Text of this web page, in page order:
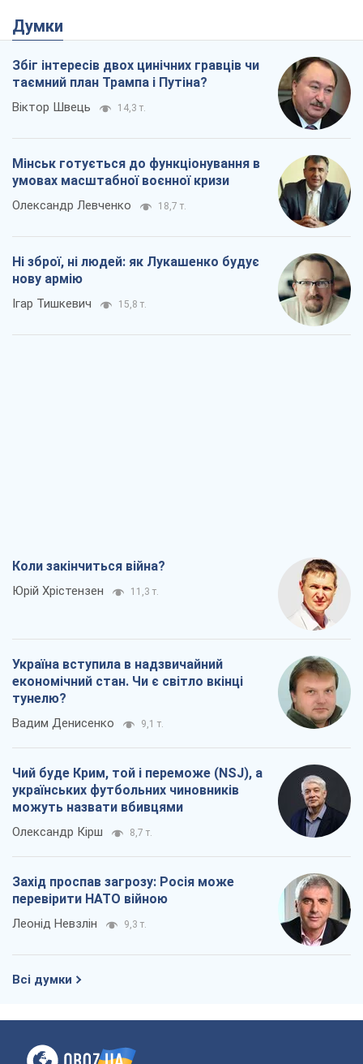
Думки
Збіг інтересів двох цинічних гравців чи
таємний план Трампа і Путіна?
Віктор Швець 14,3 т.
Мінськ готується до функціонування в
умовах масштабної воєнної кризи
Олександр Левченко 18,7 т.
Ні зброї, ні людей: як Лукашенко будує
нову армію
Ігар Тишкевич 15,8 т.
Коли закінчиться війна?
Юрій Хрістензен 11,3 т.
Україна вступила в надзвичайний
економічний стан. Чи є світло вкінці
тунелю?
Вадим Денисенко 9,1 т.
Чий буде Крим, той і переможе (NSJ), а
українських футбольних чиновників
можуть назвати вбивцями
Олександр Кірш 8,7 т.
Захід проспав загрозу: Росія може
перевірити НАТО війною
Леонід Невзлін 9,3 т.
Всі думки